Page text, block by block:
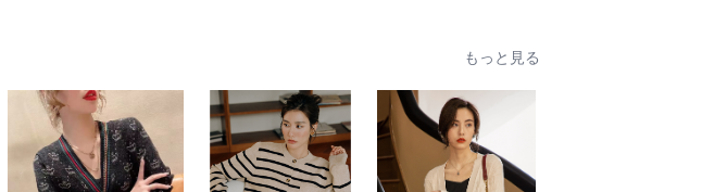
もっと見る